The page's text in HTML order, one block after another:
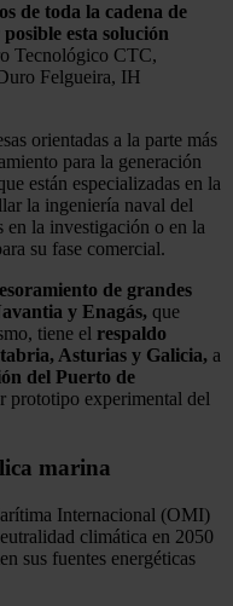
de toda la cadena de
esta solución
Tecnológico CTC,
Felgueira, IH
orientadas a la parte más
para la generación
están especializadas en la
la ingeniería naval del
en la investigación o en la
su fase comercial.
de grandes
y Enagás, que
tiene el respaldo
Asturias y Galicia, a
del Puerto de
prototipo experimental del
marina
Internacional (OMI)
climática en 2050
sus fuentes energéticas